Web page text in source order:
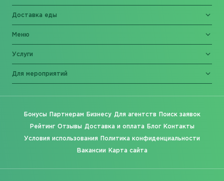
Доставка еды
Меню
Услуги
Для мероприятий
Бонусы Партнерам Бизнесу Для агентств Поиск заявок
Рейтинг Отзывы Доставка и оплата Блог Контакты
Условия использования Политика конфиденциальности
Вакансии Карта сайта